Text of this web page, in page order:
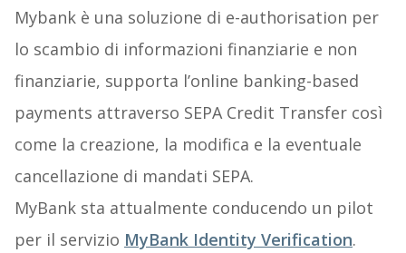
Mybank è una soluzione di e-authorisation per
lo scambio di informazioni finanziarie e non
finanziarie, supporta l’online banking-based
payments attraverso SEPA Credit Transfer così
come la creazione, la modifica e la eventuale
cancellazione di mandati SEPA.
MyBank sta attualmente conducendo un pilot
per il servizio MyBank Identity Verification.